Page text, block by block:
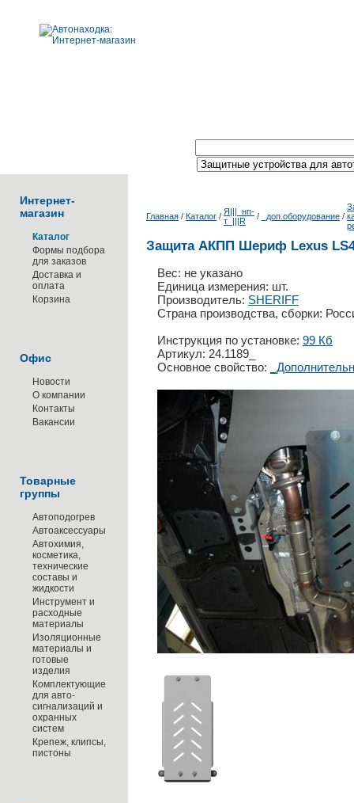
Интернет-
магазин
Каталог
Формы подбора
для заказов
Доставка и
оплата
Корзина
Офис
Новости
О компании
Контакты
Вакансии
Товарные
группы
Автоподогрев
Автоаксессуары
Автохимия,
косметика,
технические
составы и
жидкости
Инструмент и
расходные
материалы
Изоляционные
материалы и
готовые
изделия
Комплектующие
для авто-
сигнализаций и
охранных
систем
Крепеж, клипсы,
пистоны
Главная / Каталог / Я|||_нп-
т_|||R
/ _доп.оборудование /
Защита АКПП Шериф Lexus
Вес: не указано
Единица измерения: шт.
Производитель: SHERIFF
Страна производства, сборки:
Инструкция по установке: 99 Кб
Артикул: 24.1189_
Основное свойство: